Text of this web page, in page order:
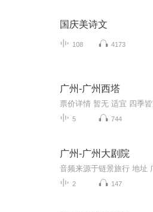
国庆美诗文
108 4173
广州-广州西塔
5 744
广州-广州大剧院
2 147